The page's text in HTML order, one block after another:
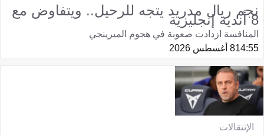
نجم ريال مدريد يتجه للرحيل.. ويتفاوض مع
8 أندية إنجليزية
المنافسة ازدادت صعوبة في هجوم الميرينجي
14:558 أغسطس 2026
الإنتقالات